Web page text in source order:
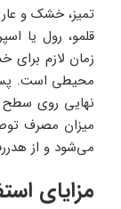
تمیز، خشک و
قلمو، رول یا
محیطی است.
نهایی روی سطح
میزان مصرف
می‌شود و از
مزایای